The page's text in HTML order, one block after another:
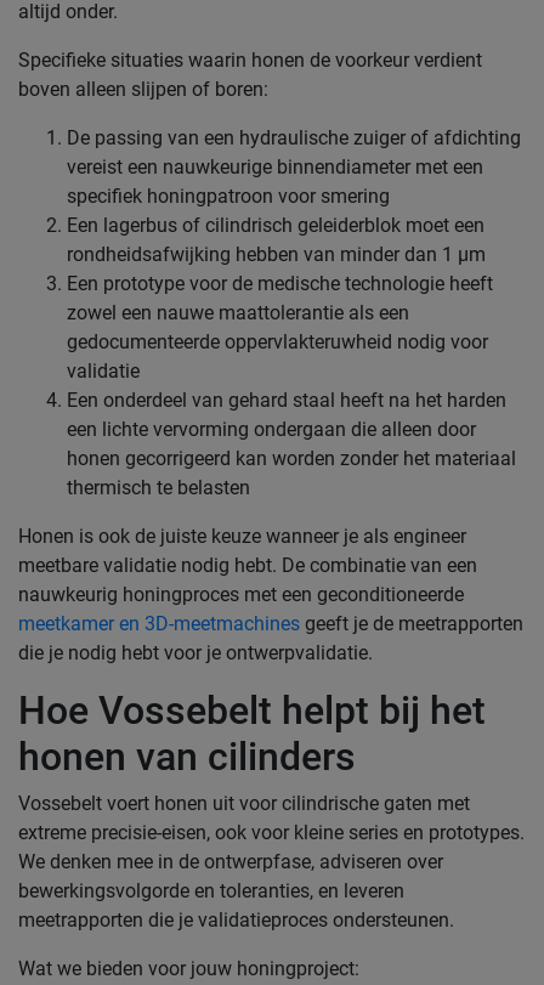
altijd onder.
Specifieke situaties waarin honen de voorkeur verdient
boven alleen slijpen of boren:
De passing van een hydraulische zuiger of afdichting
vereist een nauwkeurige binnendiameter met een
specifiek honingpatroon voor smering
Een lagerbus of cilindrisch geleiderblok moet een
rondheidsafwijking hebben van minder dan 1 µm
Een prototype voor de medische technologie heeft
zowel een nauwe maattolerantie als een
gedocumenteerde oppervlakteruwheid nodig voor
validatie
Een onderdeel van gehard staal heeft na het harden
een lichte vervorming ondergaan die alleen door
honen gecorrigeerd kan worden zonder het materiaal
thermisch te belasten
Honen is ook de juiste keuze wanneer je als engineer
meetbare validatie nodig hebt. De combinatie van een
nauwkeurig honingproces met een geconditioneerde
meetkamer en 3D-meetmachines geeft je de meetrapporten
die je nodig hebt voor je ontwerpvalidatie.
Hoe Vossebelt helpt bij het
honen van cilinders
Vossebelt voert honen uit voor cilindrische gaten met
extreme precisie-eisen, ook voor kleine series en prototypes.
We denken mee in de ontwerpfase, adviseren over
bewerkingsvolgorde en toleranties, en leveren
meetrapporten die je validatieproces ondersteunen.
Wat we bieden voor jouw honingproject: